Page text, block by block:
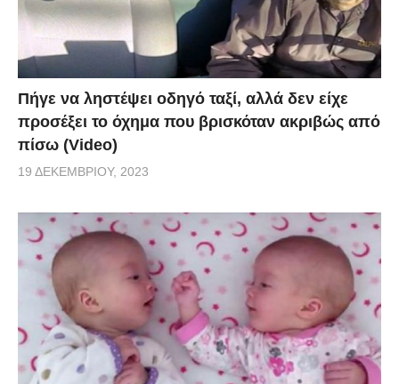
Πήγε να ληστέψει οδηγό ταξί, αλλά δεν είχε
προσέξει το όχημα που βρισκόταν ακριβώς από
πίσω (Video)
19 ΔΕΚΕΜΒΡΊΟΥ, 2023